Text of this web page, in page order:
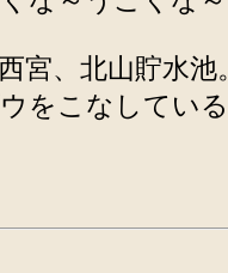
宮、北山貯水
をこなしてい